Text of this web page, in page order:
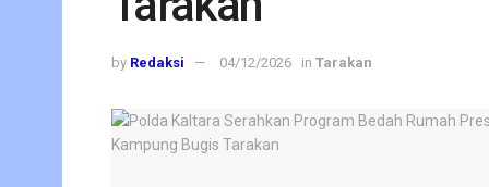
by Redaksi 04/12/2026 in Tarakan